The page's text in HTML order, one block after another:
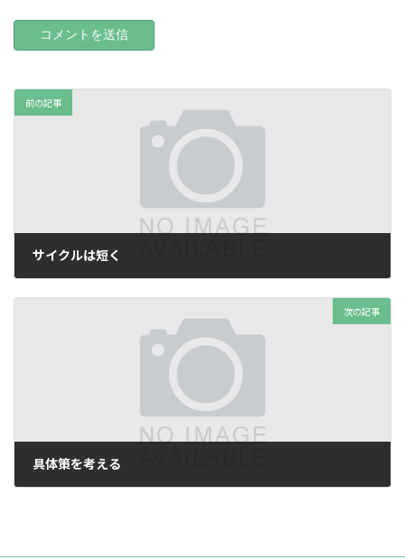
前の記事
サイクルは短く
次の記事
具体策を考える